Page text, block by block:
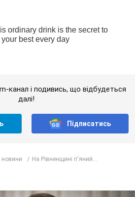
канал і подивись, що відбудеться
далі!
Підписатись
новини На Рівненщині п'яний...